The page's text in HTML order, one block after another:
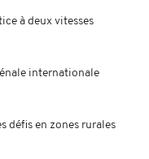
à deux vitesses
internationale
défis en zones rurales